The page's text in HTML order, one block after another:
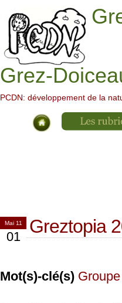
Grez-
PCDN: développement de la
Mai 11
01 Greztopia
Mot(s)-clé(s)